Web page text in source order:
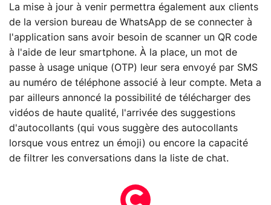
La mise à jour à venir permettra également aux clients
de la version bureau de WhatsApp de se connecter à
l'application sans avoir besoin de scanner un QR code
à l'aide de leur smartphone. À la place, un mot de
passe à usage unique (OTP) leur sera envoyé par SMS
au numéro de téléphone associé à leur compte. Meta a
par ailleurs annoncé la possibilité de télécharger des
vidéos de haute qualité, l'arrivée des suggestions
d'autocollants (qui vous suggère des autocollants
lorsque vous entrez un émoji) ou encore la capacité
de filtrer les conversations dans la liste de chat.